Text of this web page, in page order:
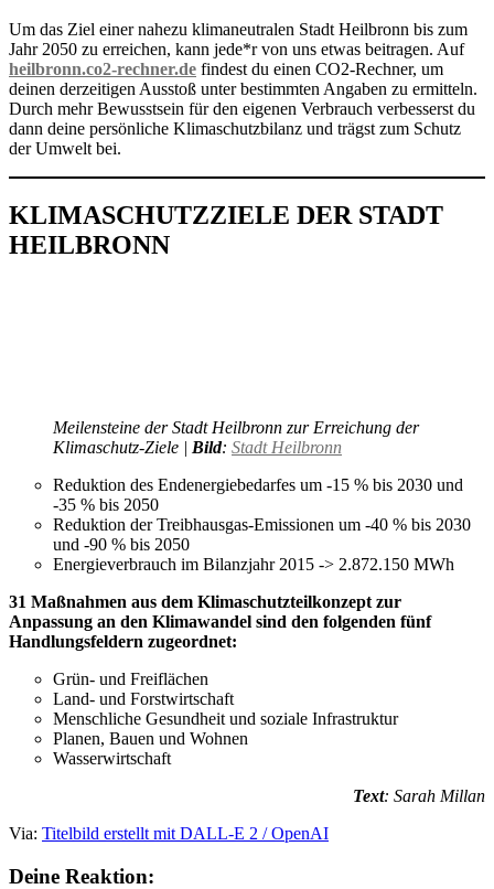
Um das Ziel einer nahezu klimaneutralen Stadt Heilbronn bis zum
Jahr 2050 zu erreichen, kann jede*r von uns etwas beitragen. Auf
heilbronn.co2-rechner.de findest du einen CO2-Rechner, um
deinen derzeitigen Ausstoß unter bestimmten Angaben zu ermitteln.
Durch mehr Bewusstsein für den eigenen Verbrauch verbesserst du
dann deine persönliche Klimaschutzbilanz und trägst zum Schutz
der Umwelt bei.
KLIMASCHUTZZIELE DER STADT
HEILBRONN
Meilensteine der Stadt Heilbronn zur Erreichung der
Klimaschutz-Ziele | Bild: Stadt Heilbronn
Reduktion des Endenergiebedarfes um -15 % bis 2030 und
-35 % bis 2050
Reduktion der Treibhausgas-Emissionen um -40 % bis 2030
und -90 % bis 2050
Energieverbrauch im Bilanzjahr 2015 -> 2.872.150 MWh
31 Maßnahmen aus dem Klimaschutzteilkonzept zur
Anpassung an den Klimawandel sind den folgenden fünf
Handlungsfeldern zugeordnet:
Grün- und Freiflächen
Land- und Forstwirtschaft
Menschliche Gesundheit und soziale Infrastruktur
Planen, Bauen und Wohnen
Wasserwirtschaft
Text: Sarah Millan
Via: Titelbild erstellt mit DALL-E 2 / OpenAI
Deine Reaktion: